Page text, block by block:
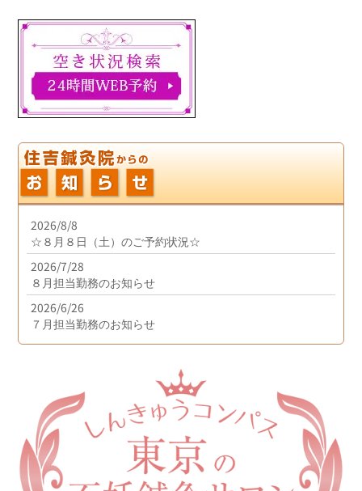
2026/8/8
☆８月８日（土）のご予約状況☆
2026/7/28
８月担当勤務のお知らせ
2026/6/26
７月担当勤務のお知らせ